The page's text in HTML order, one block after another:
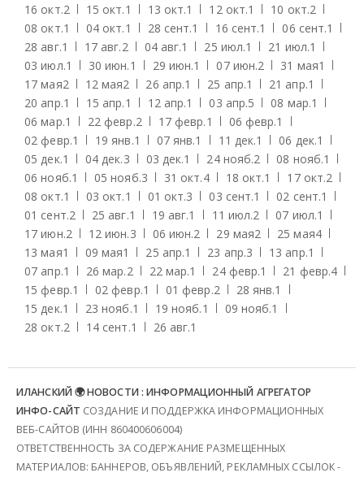
16 окт.2 15 окт.1 13 окт.1 12 окт.1 10 окт.2
08 окт.1 04 окт.1 28 сент.1 16 сент.1 06 сент.1
28 авг.1 17 авг.2 04 авг.1 25 июл.1 21 июл.1
03 июл.1 30 июн.1 29 июн.1 07 июн.2 31 мая1
17 мая2 12 мая2 26 апр.1 25 апр.1 21 апр.1
20 апр.1 15 апр.1 12 апр.1 03 апр.5 08 мар.1
06 мар.1 22 февр.2 17 февр.1 06 февр.1
02 февр.1 19 янв.1 07 янв.1 11 дек.1 06 дек.1
05 дек.1 04 дек.3 03 дек.1 24 нояб.2 08 нояб.1
06 нояб.1 05 нояб.3 31 окт.4 18 окт.1 17 окт.2
08 окт.1 03 окт.1 01 окт.3 03 сент.1 02 сент.1
01 сент.2 25 авг.1 19 авг.1 11 июл.2 07 июл.1
17 июн.2 12 июн.3 06 июн.2 29 мая2 25 мая4
13 мая1 09 мая1 25 апр.1 23 апр.3 13 апр.1
07 апр.1 26 мар.2 22 мар.1 24 февр.1 21 февр.4
15 февр.1 02 февр.1 01 февр.2 28 янв.1
15 дек.1 23 нояб.1 19 нояб.1 09 нояб.1
28 окт.2 14 сент.1 26 авг.1
ИЛАНСКИЙ 🌍 НОВОСТИ : ИНФОРМАЦИОННЫЙ АГРЕГАТОР
ИНФО-САЙТ СОЗДАНИЕ И ПОДДЕРЖКА ИНФОРМАЦИОННЫХ
ВЕБ-САЙТОВ (ИНН 860400606004)
ОТВЕТСТВЕННОСТЬ ЗА СОДЕРЖАНИЕ РАЗМЕЩЕННЫХ
МАТЕРИАЛОВ: БАННЕРОВ, ОБЪЯВЛЕНИЙ, РЕКЛАМНЫХ ССЫЛОК -